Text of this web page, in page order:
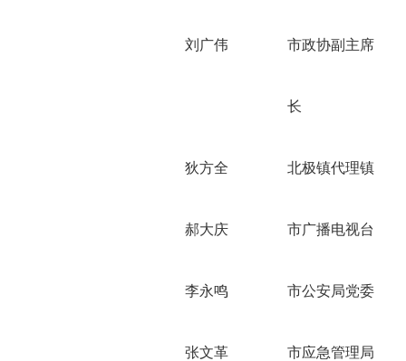
刘广伟 市政协副主席、
长
狄方全 北极镇代理镇长
郝大庆 市广播电视台台
李永鸣 市公安局党委委
张文革 市应急管理局党